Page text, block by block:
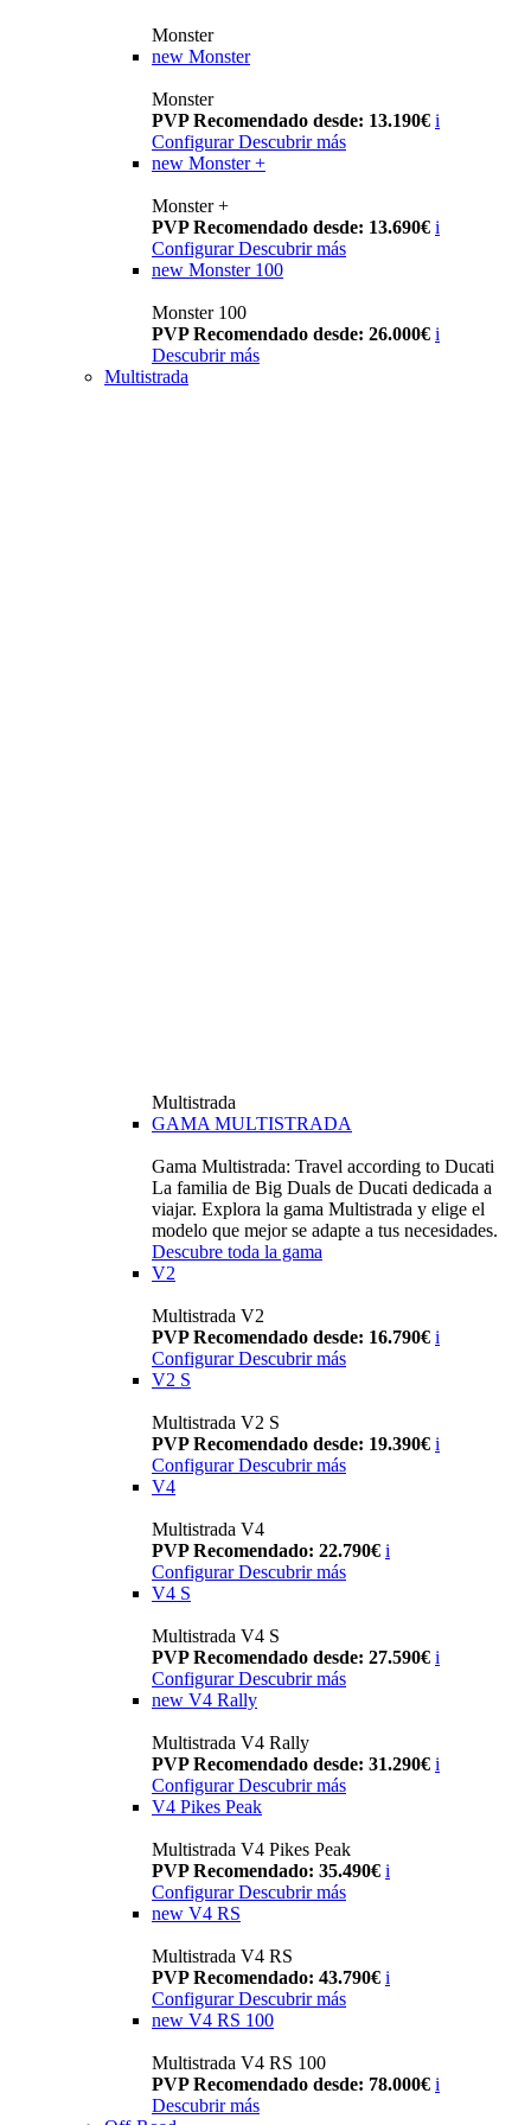
Monster
new Monster
Monster
PVP Recomendado desde: 13.190€ i
Configurar Descubrir más
new Monster +
Monster +
PVP Recomendado desde: 13.690€ i
Configurar Descubrir más
new Monster 100
Monster 100
PVP Recomendado desde: 26.000€ i
Descubrir más
Multistrada
Multistrada
GAMA MULTISTRADA
Gama Multistrada: Travel according to Ducati
La familia de Big Duals de Ducati dedicada a
viajar. Explora la gama Multistrada y elige el
modelo que mejor se adapte a tus necesidades.
Descubre toda la gama
V2
Multistrada V2
PVP Recomendado desde: 16.790€ i
Configurar Descubrir más
V2 S
Multistrada V2 S
PVP Recomendado desde: 19.390€ i
Configurar Descubrir más
V4
Multistrada V4
PVP Recomendado: 22.790€ i
Configurar Descubrir más
V4 S
Multistrada V4 S
PVP Recomendado desde: 27.590€ i
Configurar Descubrir más
new V4 Rally
Multistrada V4 Rally
PVP Recomendado desde: 31.290€ i
Configurar Descubrir más
V4 Pikes Peak
Multistrada V4 Pikes Peak
PVP Recomendado: 35.490€ i
Configurar Descubrir más
new V4 RS
Multistrada V4 RS
PVP Recomendado: 43.790€ i
ConfigurarDescubrir más
new V4 RS 100
Multistrada V4 RS 100
PVP Recomendado desde: 78.000€ i
Descubrir más